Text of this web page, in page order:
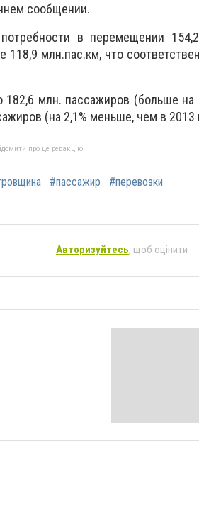
сообщении.
в перемещении
млн.пас.км, что
млн. пассажиров (больше на
(на 2,1% меньше, чем в 2013
про це редакцію
#пассажир
#перевозки
Авторизуйтесь, щоб оцінити